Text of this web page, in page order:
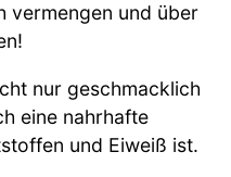
vermengen und über
nur geschmacklich
eine nahrhafte
und Eiweiß ist.